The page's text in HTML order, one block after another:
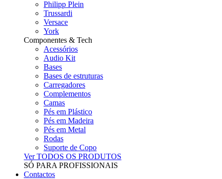
Philipp Plein
Trussardi
Versace
York
Componentes & Tech
Acessórios
Audio Kit
Bases
Bases de estruturas
Carregadores
Complementos
Camas
Pés em Plástico
Pés em Madeira
Pés em Metal
Rodas
Suporte de Copo
Ver TODOS OS PRODUTOS
SÓ PARA PROFISSIONAIS
Contactos